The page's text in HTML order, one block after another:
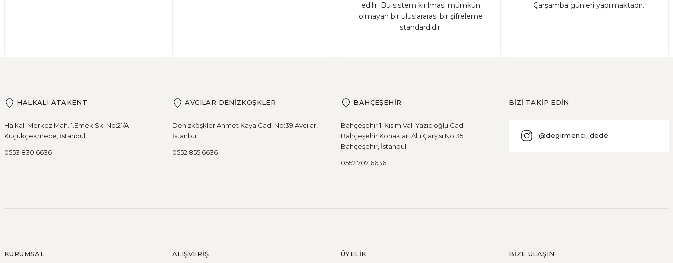
DEVAMI
Ekşi Mayalı Ekmek Tüketmemiz için 10 Neden
Ekmek ve ekmek ürünleri için sağlıklı olmadıklarına dair kötü bir inanış vardır. Aslında bir bakıma bu doğrudur. Ekmeği sağlıksız olmasına neden olan faktörler,
edilir. Bu sistem kırılması mümkün
olmayan bir uluslararası bir şifreleme
standardıdır.
Çarşamba günleri yapılmaktadır.
HALKALI ATAKENT
Halkalı Merkez Mah. 1.Emek Sk. No:21/A
Küçükçekmece, İstanbul
0553 830 6636
AVCILAR DENİZKÖŞKLER
Denizköşkler Ahmet Kaya Cad. No:39 Avcılar,
İstanbul
0552 855 6636
BAHÇEŞEHİR
Bahçeşehir 1. Kısım Vali Yazıcıoğlu Cad.
Bahçeşehir Konakları Altı Çarşısı No:35
Bahçeşehir, İstanbul
0552 707 6636
BİZİ TAKİP EDİN
@degirmenci_dede
KURUMSAL ALIŞVERİŞ ÜYELİK BİZE ULAŞIN